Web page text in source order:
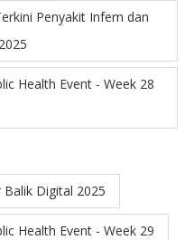
Penyakit Infem dan
Health Event - Week 28
Digital 2025
Health Event - Week 29